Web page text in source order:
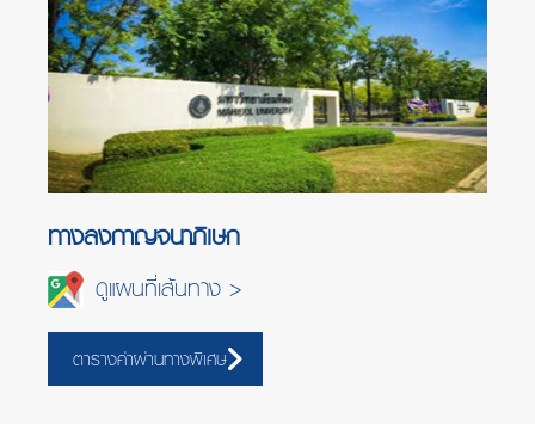
ทางลงกาญจนาภิเษก
ดูแผนที่เส้นทาง >
ตารางค่าผ่านทางพิเศษ